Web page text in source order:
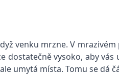
venku mrzne. V
dostatečně vysoko, aby
umytá místa. Tomu se dá